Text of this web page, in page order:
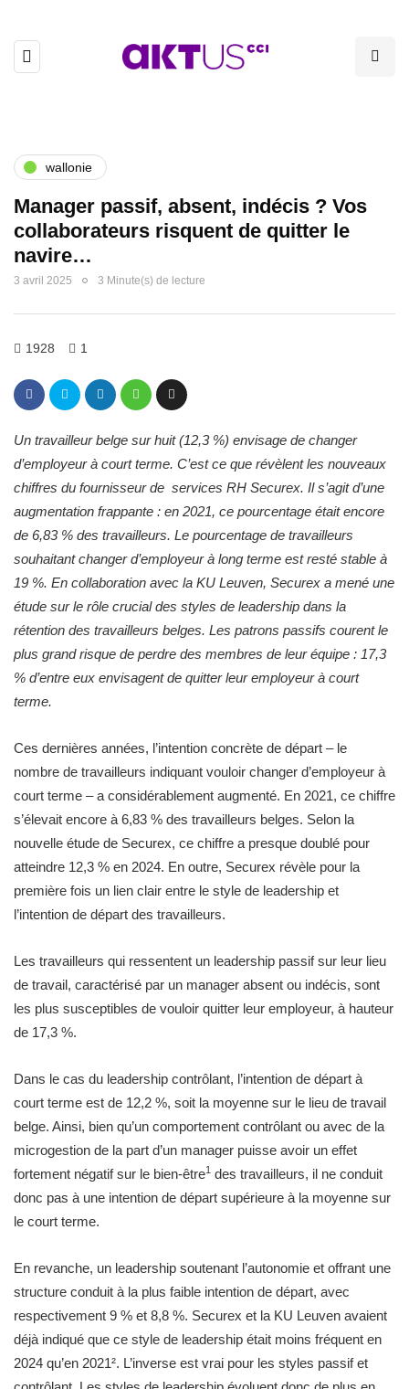
wallonie
Manager passif, absent, indécis ? Vos
collaborateurs risquent de quitter le
navire…
3 avril 2025 3 Minute(s) de lecture
1928 1
Un travailleur belge sur huit (12,3 %) envisage de changer
d’employeur à court terme. C’est ce que révèlent les nouveaux
chiffres du fournisseur de ​ services RH Securex. Il s’agit d’une
augmentation frappante : en 2021, ce pourcentage était encore
de 6,83 % des travailleurs. Le pourcentage de travailleurs
souhaitant changer d’employeur à long terme est resté stable à
19 %. En collaboration avec la KU Leuven, Securex a mené une
étude sur le rôle crucial des styles de leadership dans la
rétention des travailleurs belges. Les patrons passifs courent le
plus grand risque de perdre des membres de leur équipe : 17,3
% d’entre eux envisagent de quitter leur employeur à court
terme.
Ces dernières années, l’intention concrète de départ – le
nombre de travailleurs indiquant vouloir changer d’employeur à
court terme – a considérablement augmenté. En 2021, ce chiffre
s’élevait encore à 6,83 % des travailleurs belges. Selon la
nouvelle étude de Securex, ce chiffre a presque doublé pour
atteindre 12,3 % en 2024. En outre, Securex révèle pour la
première fois un lien clair entre le style de leadership et
l’intention de départ des travailleurs.
Les travailleurs qui ressentent un leadership passif sur leur lieu
de travail, caractérisé par un manager absent ou indécis, sont
les plus susceptibles de vouloir quitter leur employeur, à hauteur
de 17,3 %.
Dans le cas du leadership contrôlant, l’intention de départ à
court terme est de 12,2 %, soit la moyenne sur le lieu de travail
belge. Ainsi, bien qu’un comportement contrôlant ou avec de la
microgestion de la part d’un manager puisse avoir un effet
fortement négatif sur le bien-être1 des travailleurs, il ne conduit
donc pas à une intention de départ supérieure à la moyenne sur
le court terme.
En revanche, un leadership soutenant l’autonomie et offrant une
structure conduit à la plus faible intention de départ, avec
respectivement 9 % et 8,8 %. Securex et la KU Leuven avaient
déjà indiqué que ce style de leadership était moins fréquent en
2024 qu’en 2021². L’inverse est vrai pour les styles passif et